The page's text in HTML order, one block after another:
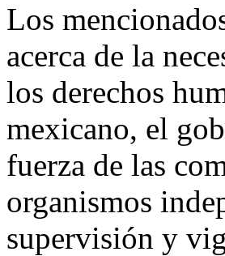
Los
acerca de la
los derechos
mexicano, el
fuerza de las
organismos
supervisión y